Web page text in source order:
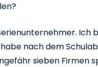
Ich
nach dem
sieben Firmen